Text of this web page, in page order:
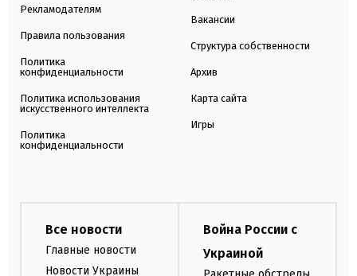
Рекламодателям
Правила пользования
Политика
конфиденциальности
Политика использования
искусственного интеллекта
Политика
конфиденциальности
Вакансии
Структура собственности
Архив
Карта сайта
Игры
Все новости
Главные новости
Новости Украины
Война России с
Украиной